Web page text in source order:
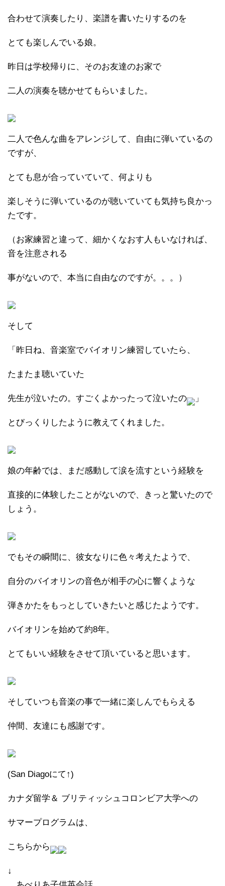
合わせて演奏したり、楽譜を書いたりするのを
とても楽しんでいる娘。
昨日は学校帰りに、そのお友達のお家で
二人の演奏を聴かせてもらいました。
二人で色んな曲をアレンジして、自由に弾いているの
ですが、
とても息が合っていていて、何よりも
楽しそうに弾いているのが聴いていても気持ち良かっ
たです。
（お家練習と違って、細かくなおす人もいなければ、
音を注意される
事がないので、本当に自由なのですが。。。）
そして
「昨日ね、音楽室でバイオリン練習していたら、
たまたま聴いていた
先生が泣いたの。すごくよかったって泣いたの 」
とびっくりしたように教えてくれました。
娘の年齢では、まだ感動して涙を流すという経験を
直接的に体験したことがないので、きっと驚いたので
しょう。
でもその瞬間に、彼女なりに色々考えたようで、
自分のバイオリンの音色が相手の心に響くような
弾きかたをもっとしていきたいと感じたようです。
バイオリンを始めて約8年。
とてもいい経験をさせて頂いていると思います。
そしていつも音楽の事で一緒に楽しんでもらえる
仲間、友達にも感謝です。
(San Diagoにて↑)
カナダ留学＆ ブリティッシュコロンビア大学への
サマープログラムは、
こちらから
↓